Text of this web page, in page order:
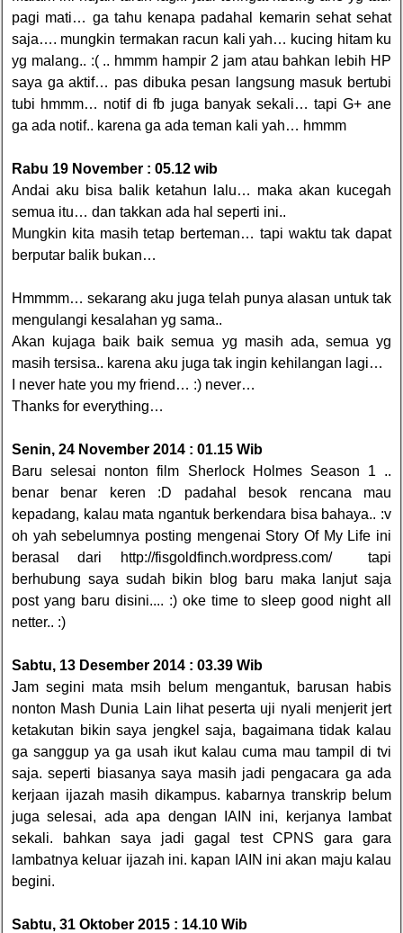
pagi mati… ga tahu kenapa padahal kemarin sehat sehat
saja…. mungkin termakan racun kali yah… kucing hitam ku
yg malang.. :( .. hmmm hampir 2 jam atau bahkan lebih HP
saya ga aktif… pas dibuka pesan langsung masuk bertubi
tubi hmmm… notif di fb juga banyak sekali… tapi G+ ane
ga ada notif.. karena ga ada teman kali yah… hmmm
Rabu 19 November : 05.12 wib
Andai aku bisa balik ketahun lalu… maka akan kucegah
semua itu… dan takkan ada hal seperti ini..
Mungkin kita masih tetap berteman… tapi waktu tak dapat
berputar balik bukan…
Hmmmm… sekarang aku juga telah punya alasan untuk tak
mengulangi kesalahan yg sama..
Akan kujaga baik baik semua yg masih ada, semua yg
masih tersisa.. karena aku juga tak ingin kehilangan lagi…
I never hate you my friend… :) never…
Thanks for everything…
Senin, 24 November 2014 : 01.15 Wib
Baru selesai nonton film Sherlock Holmes Season 1 ..
benar benar keren :D padahal besok rencana mau
kepadang, kalau mata ngantuk berkendara bisa bahaya.. :v
oh yah sebelumnya posting mengenai Story Of My Life ini
berasal dari http://fisgoldfinch.wordpress.com/ tapi
berhubung saya sudah bikin blog baru maka lanjut saja
post yang baru disini.... :) oke time to sleep good night all
netter.. :)
Sabtu, 13 Desember 2014 : 03.39 Wib
Jam segini mata msih belum mengantuk, barusan habis
nonton Mash Dunia Lain lihat peserta uji nyali menjerit jert
ketakutan bikin saya jengkel saja, bagaimana tidak kalau
ga sanggup ya ga usah ikut kalau cuma mau tampil di tvi
saja. seperti biasanya saya masih jadi pengacara ga ada
kerjaan ijazah masih dikampus. kabarnya transkrip belum
juga selesai, ada apa dengan IAIN ini, kerjanya lambat
sekali. bahkan saya jadi gagal test CPNS gara gara
lambatnya keluar ijazah ini. kapan IAIN ini akan maju kalau
begini.
Sabtu, 31 Oktober 2015 : 14.10 Wib